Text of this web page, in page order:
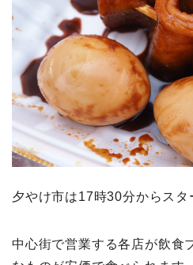
夕やけ市は17時30分からスタ
中心街で営業する各店が飲食